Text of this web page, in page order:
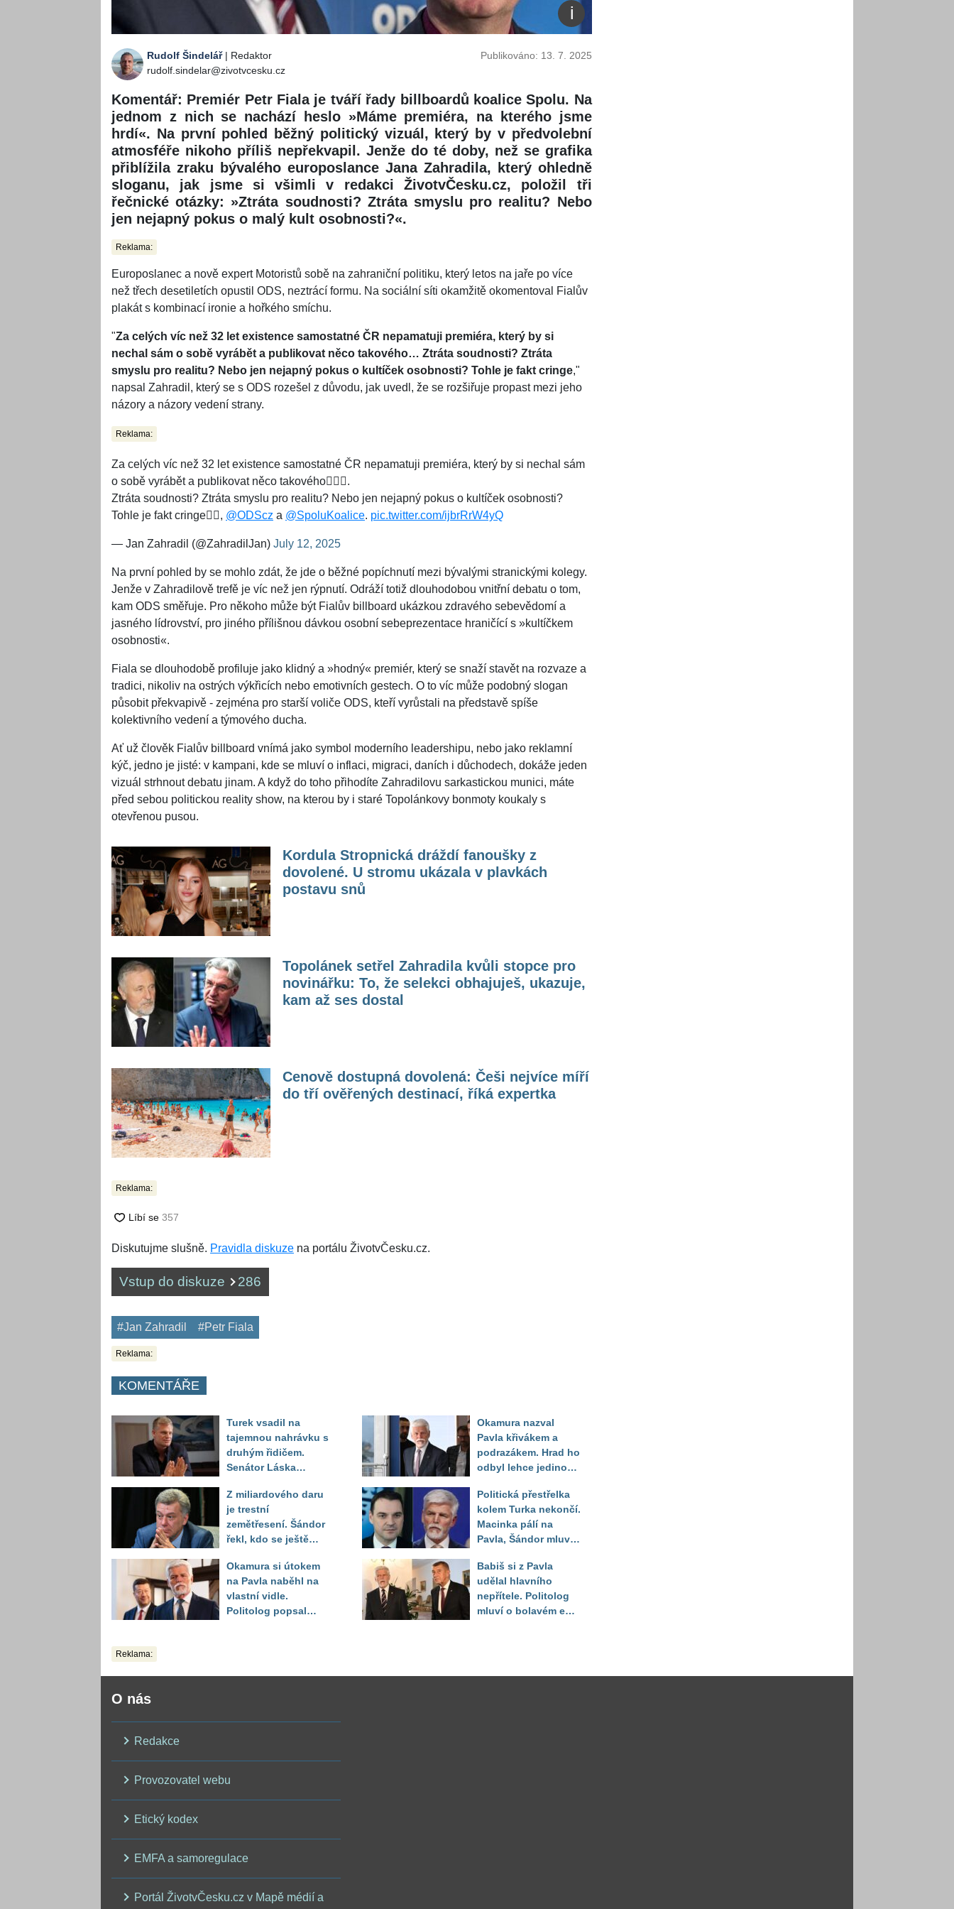
Rudolf Šindelář| Redaktor
rudolf.sindelar@zivotvcesku.cz
Publikováno: 13. 7. 2025
Komentář: Premiér Petr Fiala je tváří řady billboardů koalice Spolu. Na
jednom z nich se nachází heslo »Máme premiéra, na kterého jsme
hrdí«. Na první pohled běžný politický vizuál, který by v předvolební
atmosféře nikoho příliš nepřekvapil. Jenže do té doby, než se grafika
přiblížila zraku bývalého europoslance Jana Zahradila, který ohledně
sloganu, jak jsme si všimli v redakci ŽivotvČesku.cz, položil tři
řečnické otázky: »Ztráta soudnosti? Ztráta smyslu pro realitu? Nebo
jen nejapný pokus o malý kult osobnosti?«.
Reklama:
Europoslanec a nově expert Motoristů sobě na zahraniční politiku, který letos na jaře po více
než třech desetiletích opustil ODS, neztrácí formu. Na sociální síti okamžitě okomentoval Fialův
plakát s kombinací ironie a hořkého smíchu.
"Za celých víc než 32 let existence samostatné ČR nepamatuji premiéra, který by si
nechal sám o sobě vyrábět a publikovat něco takového… Ztráta soudnosti? Ztráta
smyslu pro realitu? Nebo jen nejapný pokus o kultíček osobnosti? Tohle je fakt cringe,"
napsal Zahradil, který se s ODS rozešel z důvodu, jak uvedl, že se rozšiřuje propast mezi jeho
názory a názory vedení strany.
Reklama:
Za celých víc než 32 let existence samostatné ČR nepamatuji premiéra, který by si nechal sám
o sobě vyrábět a publikovat něco takového🤷🏻‍♂️.
Ztráta soudnosti? Ztráta smyslu pro realitu? Nebo jen nejapný pokus o kultíček osobnosti?
Tohle je fakt cringe🤦‍♂️, @ODScz a @SpoluKoalice. pic.twitter.com/ijbrRrW4yQ
— Jan Zahradil (@ZahradilJan) July 12, 2025
Na první pohled by se mohlo zdát, že jde o běžné popíchnutí mezi bývalými stranickými kolegy.
Jenže v Zahradilově trefě je víc než jen rýpnutí. Odráží totiž dlouhodobou vnitřní debatu o tom,
kam ODS směřuje. Pro někoho může být Fialův billboard ukázkou zdravého sebevědomí a
jasného lídrovství, pro jiného přílišnou dávkou osobní sebeprezentace hraničící s »kultíčkem
osobnosti«.
Fiala se dlouhodobě profiluje jako klidný a »hodný« premiér, který se snaží stavět na rozvaze a
tradici, nikoliv na ostrých výkřicích nebo emotivních gestech. O to víc může podobný slogan
působit překvapivě - zejména pro starší voliče ODS, kteří vyrůstali na představě spíše
kolektivního vedení a týmového ducha.
Ať už člověk Fialův billboard vnímá jako symbol moderního leadershipu, nebo jako reklamní
kýč, jedno je jisté: v kampani, kde se mluví o inflaci, migraci, daních i důchodech, dokáže jeden
vizuál strhnout debatu jinam. A když do toho přihodíte Zahradilovu sarkastickou munici, máte
před sebou politickou reality show, na kterou by i staré Topolánkovy bonmoty koukaly s
otevřenou pusou.
Kordula Stropnická dráždí fanoušky z
dovolené. U stromu ukázala v plavkách
postavu snů
Topolánek setřel Zahradila kvůli stopce pro
novinářku: To, že selekci obhajuješ, ukazuje,
kam až ses dostal
Cenově dostupná dovolená: Češi nejvíce míří
do tří ověřených destinací, říká expertka
Reklama:
Diskutujme slušně. Pravidla diskuze na portálu ŽivotvČesku.cz.
Vstup do diskuze 286
#Jan Zahradil #Petr Fiala
Reklama:
KOMENTÁŘE
Turek vsadil na
tajemnou nahrávku s
druhým řidičem.
Senátor Láska
může celý příběh
otočit
Z miliardového daru
je trestní
zemětřesení. Šándor
řekl, kdo se ještě
Okamura si útokem
na Pavla naběhl na
vlastní vidle.
Politolog popsal
Okamura nazval
Pavla křivákem a
podrazákem. Hrad ho
odbyl lehce jedinou
vysvětlil proč
Politická přestřelka
kolem Turka nekončí.
Macinka pálí na
Pavla, Šándor mluví
poplatníkovi
Babiš si z Pavla
udělal hlavního
nepřítele. Politolog
mluví o bolavém egu
Reklama:
O nás
Redakce
Provozovatel webu
Etický kodex
EMFA a samoregulace
Portál ŽivotvČesku.cz v Mapě médií a